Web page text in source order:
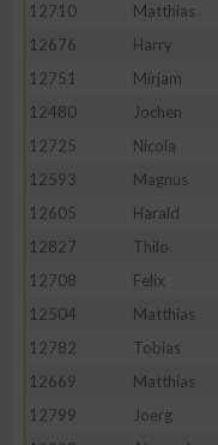
12710
Matthias
12676
Harry
12751
Mirjam
12480
Jochen
12725
Nicola
12593
Magnus
12605
Harald
12827
Thilo
12708
Felix
12504
Matthias
12782
Tobias
12669
Matthias
12799
Joerg
Geräte anhand von
Nicht-IAB-
Notwendig
Performance
Funktional